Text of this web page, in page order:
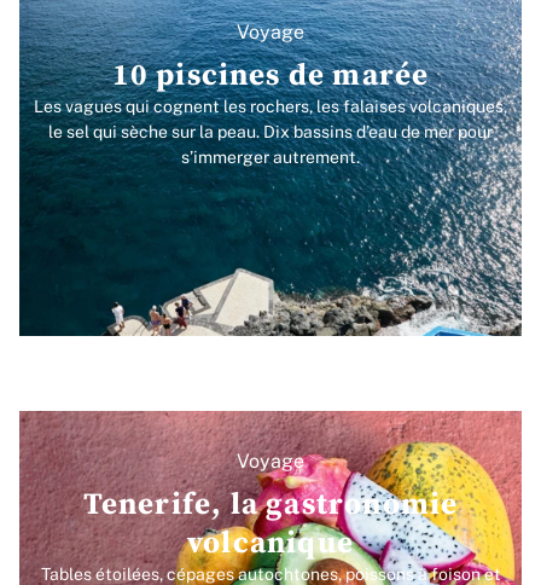
Voyage
10 piscines de marée
Les vagues qui cognent les rochers, les falaises volcaniques,
le sel qui sèche sur la peau. Dix bassins d’eau de mer pour
s’immerger autrement.
Voyage
Tenerife, la gastronomie
volcanique
Tables étoilées, cépages autochtones, poissons à foison et